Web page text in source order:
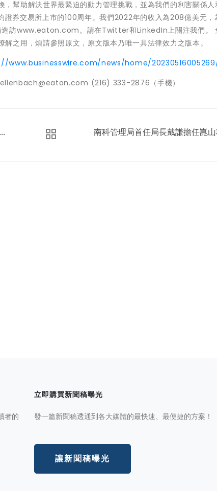
幫助解決世界最緊迫的動力管理挑戰，並為我們的利害關係
證券交易所上市的100周年。我們2022年的收入為208億美元，
造訪www.eaton.com。請在Twitter和LinkedIn上關注我們。
之用，煩請參照原文，原文版本乃唯一具法律效力之版本。
www.businesswire.com/news/home/
(216) 333-2876（手機）
南科管理局首任局長戴謙擔任崑
者的
立即購買新聞稿曝光
發一篇新聞稿透通到各大媒體的最快速、最便捷的方案！
讓新聞稿曝光